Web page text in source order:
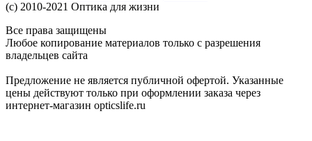
(с) 2010-2021 Оптика для жизни
Все права защищены
Любое копирование материалов только с разрешения
владельцев сайта
Предложение не является публичной офертой. Указанные
цены действуют только при оформлении заказа через
интернет-магазин opticslife.ru